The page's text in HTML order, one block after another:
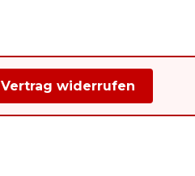
Vertrag widerrufen